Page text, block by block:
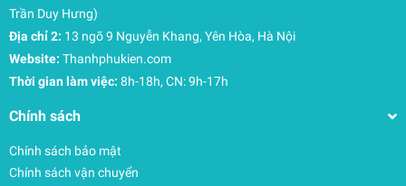
Trần Duy Hưng)
Địa chỉ 2: 13 ngõ 9 Nguyễn Khang, Yên Hòa, Hà Nội
Website: Thanhphukien.com
Thời gian làm việc: 8h-18h, CN: 9h-17h
Chính sách
Chính sách bảo mật
Chính sách vận chuyển